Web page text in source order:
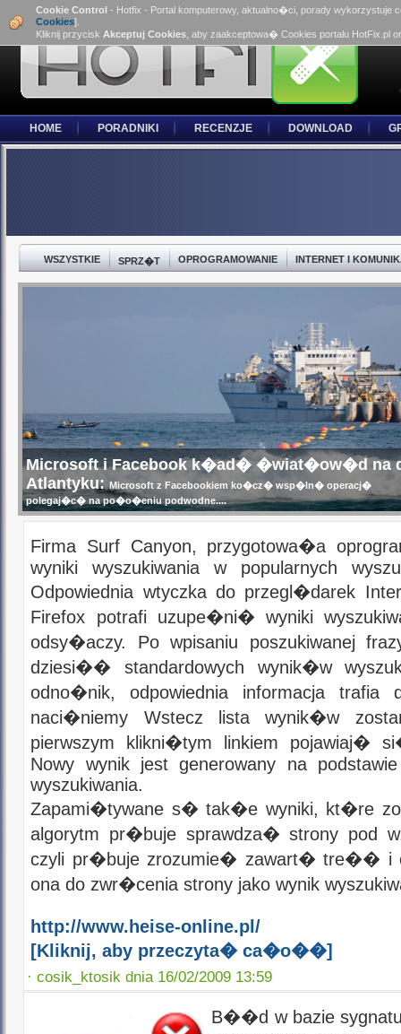
Cookie Control - Hotfix - Portal komputerowy, aktualno�ci, porady wykorzystuje
Cookies].
Kliknij przycisk Akceptuj Cookies , aby zaakceptowa� Cookies portalu HotFix.pl
HOME PORADNIKI RECENZJE DOWNLOAD
WSZYSTKIE SPRZ�T OPROGRAMOWANIE INTERNET I
Microsoft i Facebook k�ad� �wiat�ow�d na
Atlantyku:Microsoft z Facebookiem ko�cz� wsp�ln� operacj�
polegaj�c� na po�o�eniu podwodne....
Firma Surf Canyon, przygotowa�a
wyniki wyszukiwania w popularnych
Odpowiednia wtyczka do przegl�darek
Firefox potrafi uzupe�ni� wyniki
odsy�aczy. Po wpisaniu poszukiwanej
dziesi�� standardowych wynik�w
odno�nik, odpowiednia informacja
naci�niemy Wstecz lista wynik�w
pierwszym klikni�tym linkiem pojawiaj�
Nowy wynik jest generowany na
wyszukiwania.
Zapami�tywane s� tak�e wyniki, kt�re
algorytm pr�buje sprawdza� strony pod
czyli pr�buje zrozumie� zawart� tre��
ona do zwr�cenia strony jako wynik
http://www.heise-online.pl/
[Kliknij, aby przeczyta� ca�o��]
· cosik_ktosik dnia 16/02/2009 13:59
B��d w bazie